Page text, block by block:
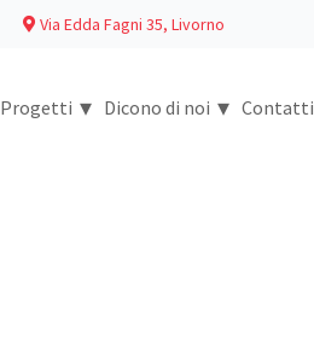
Via Edda Fagni 35, Livorno
Progetti ▾ Dicono di noi ▾ Contatti